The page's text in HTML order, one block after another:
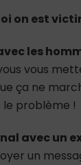
on est
les
vous
ça ne
le problème !
avec un
un